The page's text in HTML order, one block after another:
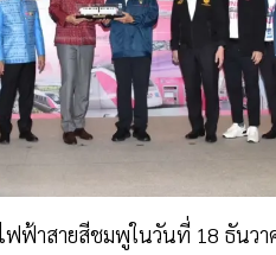
ฟฟ้าสายสีชมพูในวันที่ 18 ธันว